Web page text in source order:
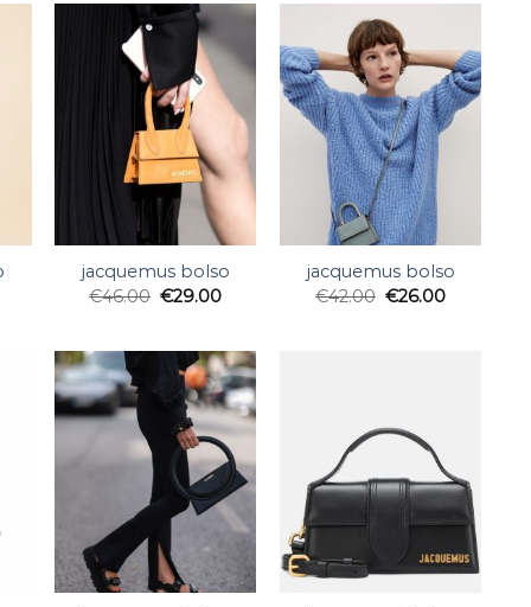
jacquemus bolso
€46.00 €29.00
jacquemus bolso
€42.00 €26.00